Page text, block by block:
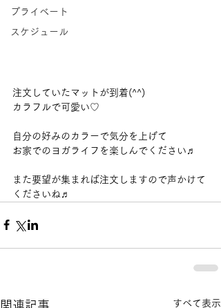
プライベート
スケジュール
注文していたマットが到着(^^)
カラフルで可愛い♡
自分の好みのカラーで気分を上げて
お家でのヨガライフを楽しんでください♬
また要望が集まれば注文しますので声かけて
くださいね♬
関連記事 すべて表示